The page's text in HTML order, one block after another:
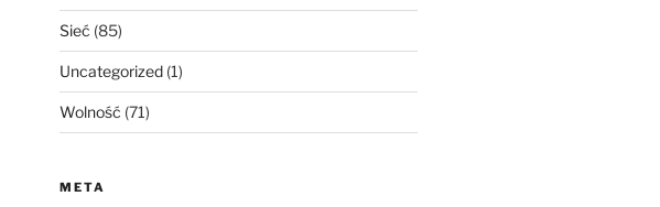
Sieć (85)
Uncategorized(1)
Wolność (71)
META